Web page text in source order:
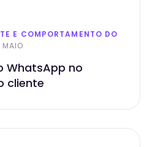
E COMPORTAMENTO DO
WhatsApp no
cliente